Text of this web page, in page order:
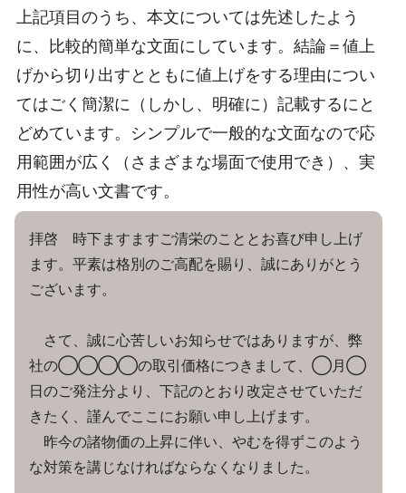
上記項目のうち、本文については先述したよう
に、比較的簡単な文面にしています。結論＝値上
げから切り出すとともに値上げをする理由につい
てはごく簡潔に（しかし、明確に）記載するにと
どめています。シンプルで一般的な文面なので応
用範囲が広く（さまざまな場面で使用でき）、実
用性が高い文書です。
拝啓 時下ますますご清栄のこととお喜び申し上げ
ます。平素は格別のご高配を賜り、誠にありがとう
ございます。
さて、誠に心苦しいお知らせではありますが、弊
社の◯◯◯◯の取引価格につきまして、◯月◯
日のご発注分より、下記のとおり改定させていただ
きたく、謹んでここにお願い申し上げます。
昨今の諸物価の上昇に伴い、やむを得ずこのよう
な対策を講じなければならなくなりました。